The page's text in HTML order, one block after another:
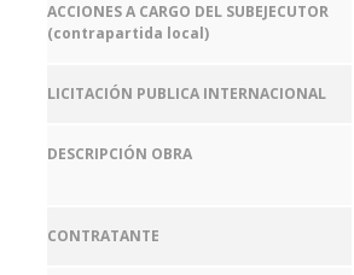
ACCIONES A CARGO DEL SUBEJECUTOR
(contrapartida local)
LICITACIÓN PUBLICA INTERNACIONAL
DESCRIPCIÓN OBRA
CONTRATANTE